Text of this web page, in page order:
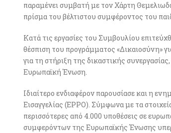
παραμένει συμβατή με τον Χάρτη
πρίσμα του βέλτιστου συμφέροντος του
Κατά τις εργασίες του Συμβουλίου
θέσπιση του προγράμματος «Δικαιοσύνη»
για τη στήριξη της δικαστικής
Ευρωπαϊκή Ένωση.
Ιδιαίτερο ενδιαφέρον παρουσίασε και η
Εισαγγελίας (EPPO). Σύμφωνα με τα
περισσότερες από 4.000 υποθέσεις σε
συμφερόντων της Ευρωπαϊκής Ένωσης